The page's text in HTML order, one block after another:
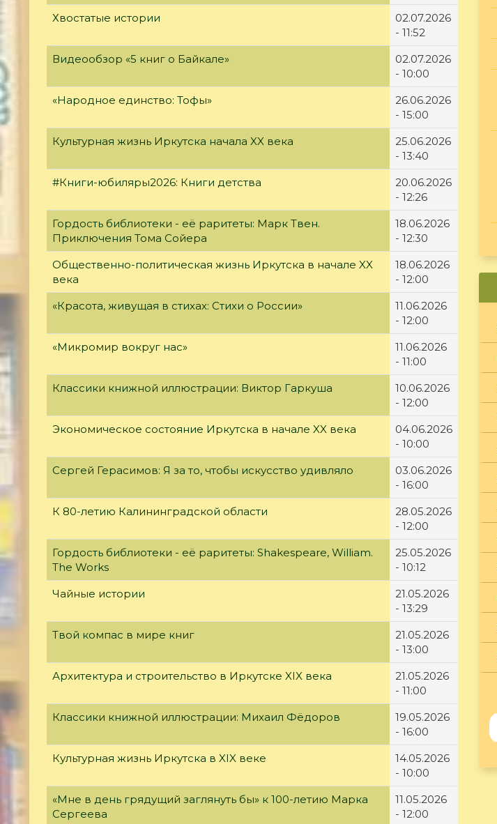
Хвостатые истории
02.07.2026
- 11:52
Видеообзор «5 книг о Байкале»
02.07.2026
- 10:00
«Народное единство: Тофы»
26.06.2026
- 15:00
Культурная жизнь Иркутска начала XX века
25.06.2026
- 13:40
#Книги-юбиляры2026: Книги детства
20.06.2026
- 12:26
Гордость библиотеки - её раритеты: Марк Твен.
Приключения Тома Сойера
18.06.2026
- 12:30
Общественно-политическая жизнь Иркутска в начале XX
века
18.06.2026
- 12:00
«Красота, живущая в стихах: Стихи о России»
11.06.2026
- 12:00
«Микромир вокруг нас»
11.06.2026
- 11:00
Классики книжной иллюстрации: Виктор Гаркуша
10.06.2026
- 12:00
Экономическое состояние Иркутска в начале XX века
04.06.2026
- 10:00
Сергей Герасимов: Я за то, чтобы искусство удивляло
03.06.2026
- 16:00
К 80-летию Калининградской области
28.05.2026
- 12:00
Гордость библиотеки - её раритеты: Shakespeare, William.
The Works
25.05.2026
- 10:12
Чайные истории
21.05.2026
- 13:29
Твой компас в мире книг
21.05.2026
- 13:00
Архитектура и строительство в Иркутске XIX века
21.05.2026
- 11:00
Классики книжной иллюстрации: Михаил Фёдоров
19.05.2026
- 16:00
Культурная жизнь Иркутска в XIX веке
14.05.2026
- 10:00
«Мне в день грядущий заглянуть бы» к 100-летию Марка
Сергеева
11.05.2026
- 12:00